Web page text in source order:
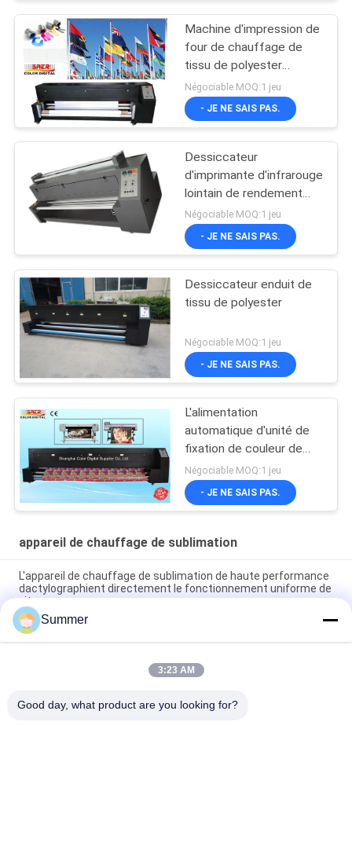
Machine d'impression de
four de chauffage de
tissu de polyester
d'appareil de chauffage
de sublimation de
bannières de drapeaux
Négociable MOQ:1 jeu
- JE NE SAIS PAS.
Dessiccateur
d'imprimante d'infrarouge
lointain de rendement
élevé avec le contrôle de
tension de Digital
Négociable MOQ:1 jeu
- JE NE SAIS PAS.
Dessiccateur enduit de
tissu de polyester
Négociable MOQ:1 jeu
- JE NE SAIS PAS.
L'alimentation
automatique d'unité de
fixation de couleur de
machine d'appareil de
chauffage de
sublimation de grand
système
Négociable MOQ:1 jeu
- JE NE SAIS PAS.
appareil de chauffage de sublimation
L'appareil de chauffage de sublimation de haute performance
dactylographient directement le fonctionnement uniforme de
vitesse
220 - imprimante de sublimation de la chaleur de la tension
240v pour le textile avec la haute température
Alimentation automatique d'unité de fixation de couleur de
Summer
3:23 AM
Good day, what product are you looking for?